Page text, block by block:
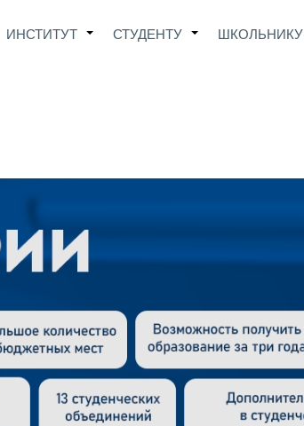
Main
+
ИНСТИТУТ +
СТУДЕНТУ ШКОЛЬНИКУ